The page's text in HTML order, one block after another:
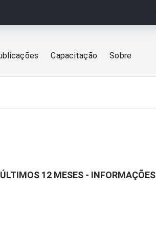
Capacitação Sobre
12 MESES - INFORMAÇÕES